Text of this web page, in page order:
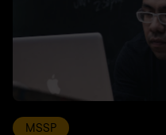
MSSP